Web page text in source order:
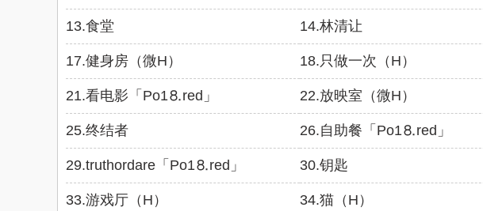
13.食堂 14.林清让
17.健身房（微H） 18.只做一次（H）
21.看电影「Рo1⒏red」 22.放映室（微H）
25.终结者 26.自助餐「Рo1⒏red」
29.truthordare「Рo1⒏red」 30.钥匙
33.游戏厅（H） 34.猫（H）